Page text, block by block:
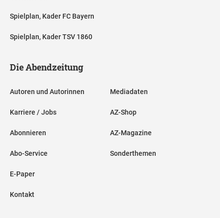
Spielplan, Kader FC Bayern
Spielplan, Kader TSV 1860
Die Abendzeitung
Autoren und Autorinnen
Karriere / Jobs
Abonnieren
Abo-Service
E-Paper
Kontakt
Mediadaten
AZ-Shop
AZ-Magazine
Sonderthemen